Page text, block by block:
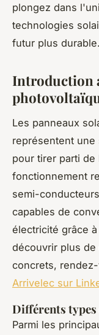
plongez dans
technologies
futur plus durable.
Introduction
Les panneaux
représentent
pour tirer parti
fonctionnement
semi-
capables de
électricité grâce
découvrir plus
concrets,
Arrivelec sur
Différents types
Parmi les